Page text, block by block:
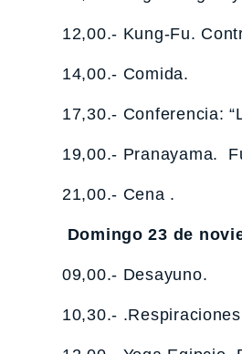
12,00.- Kung-Fu.
14,00.- Comida.
17,30.- Conferencia:
19,00.- Pranayama.
21,00.- Cena .
Domingo 23 de
09,00.- Desayuno.
10,30.-